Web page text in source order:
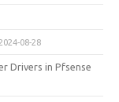
08-28
Drivers in Pfsense